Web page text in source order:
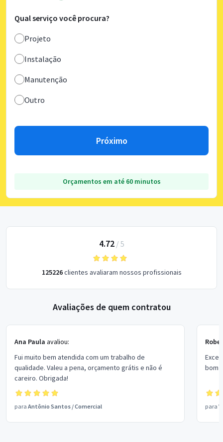
Qual serviço você procura?
Projeto
Instalação
Manutenção
Outro
Próximo
Orçamentos em até 60 minutos
4.72/ 5
125226clientes avaliaram nossos profissionais
Avaliações de quem contratou
Ana Paula avaliou:
Fui muito bem atendida com um trabalho de
qualidade. Valeu a pena, orçamento grátis e não é
careiro. Obrigada!
para Antônio Santos /Comercial
bom
para